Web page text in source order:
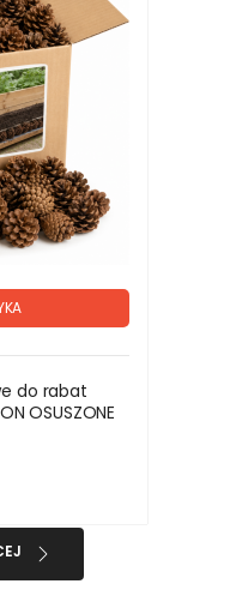
do rabat
OSUSZONE